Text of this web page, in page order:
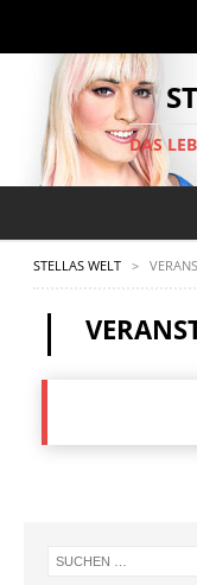
DAS
STELLAS WELT >